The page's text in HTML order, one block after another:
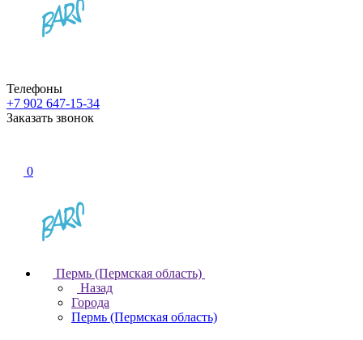
Телефоны
+7 902 647-15-34
Заказать звонок
0
Пермь (Пермская область)
Назад
Города
Пермь (Пермская область)